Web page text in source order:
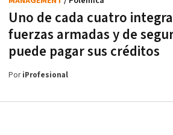
Uno de cada cuatro
fuerzas armadas y de
puede pagar sus créditos
PoriProfesional